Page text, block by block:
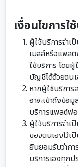
เงื่อนไขการใ
ผู้ใช้บริการจำ
เมลล์หรือแพล
ใช้บริการ โดย
บัญชีได้ด้วยตน
หากผู้ใช้บริกา
อาจะเข้าถึงข้อ
บริการแพลต์ฟ
ผู้ใช้บริการจำ
ของตนเองไว้เ
ยินยอมรับว่ากา
บริการเองทุก